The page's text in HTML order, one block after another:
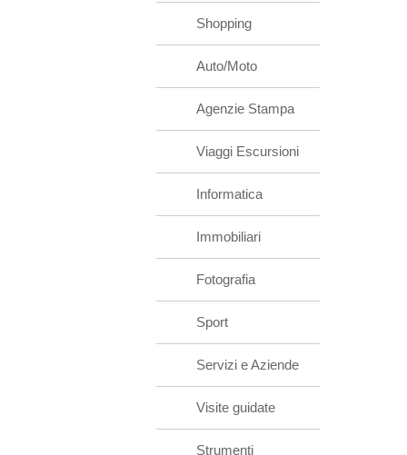
Shopping
Auto/Moto
Agenzie Stampa
Viaggi Escursioni
Informatica
Immobiliari
Fotografia
Sport
Servizi e Aziende
Visite guidate
Strumenti